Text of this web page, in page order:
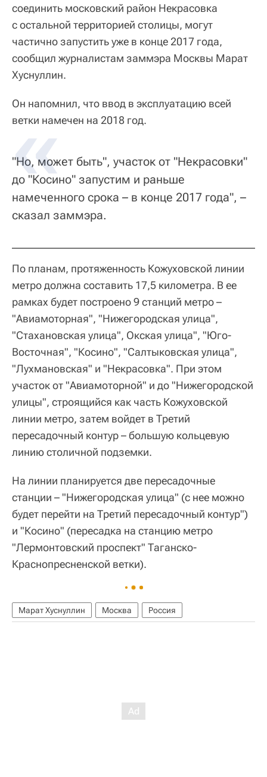
соединить московский район Некрасовка
с остальной территорией столицы, могут
частично запустить уже в конце 2017 года,
сообщил журналистам заммэра Москвы Марат
Хуснуллин.
Он напомнил, что ввод в эксплуатацию всей
ветки намечен на 2018 год.
"Но, может быть", участок от "Некрасовки"
до "Косино" запустим и раньше
намеченного срока – в конце 2017 года", –
сказал заммэра.
По планам, протяженность Кожуховской линии
метро должна составить 17,5 километра. В ее
рамках будет построено 9 станций метро –
"Авиамоторная", "Нижегородская улица",
"Стахановская улица", Окская улица", "Юго-
Восточная", "Косино", "Салтыковская улица",
"Лухмановская" и "Некрасовка". При этом
участок от "Авиамоторной" и до "Нижегородской
улицы", строящийся как часть Кожуховской
линии метро, затем войдет в Третий
пересадочный контур – большую кольцевую
линию столичной подземки.
На линии планируется две пересадочные
станции – "Нижегородская улица" (с нее можно
будет перейти на Третий пересадочный контур")
и "Косино" (пересадка на станцию метро
"Лермонтовский проспект" Таганско-
Краснопресненской ветки).
Марат Хуснуллин Москва Россия